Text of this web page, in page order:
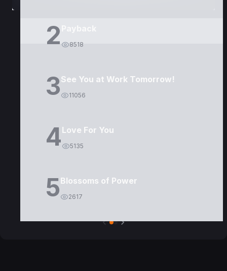
2 8518
3See You at Work Tomorrow!
11056
4Love For You
5135
5Blossoms of Power
2617